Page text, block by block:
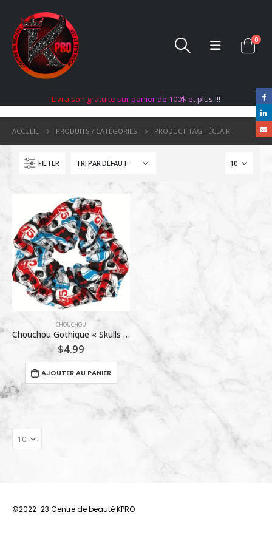
0
Livraison gratuite surpanier de 100$ etplus !!!
ACCUEIL PRODUITS / CATÉGORIES PRODUCT TAG - ÉCLAIR
FILTER
CHOUCHOU
Chouchou Gothique « Skulls & Bolts » – Motif Têtes de Mort, Éclairs et Chiffre 75
$4.99
AJOUTER AU PANIER
©2022-23 Centre de beauté KPRO